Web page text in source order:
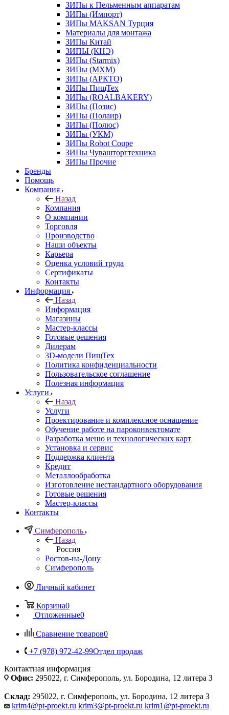
ЗИПы к Пельменным аппаратам
ЗИПы (Импорт)
ЗИПы MAKSAN Турция
Материалы для монтажа
ЗИПы Китай
ЗИПЫ (КНЭ)
ЗИПы (Starmix)
ЗИПы (МХМ)
ЗИПы (АРКТО)
ЗИПы ПищТех
ЗИПы (ROALBAKERY)
ЗИПы (Позис)
ЗИПы (Полаир)
ЗИПы (Полюс)
ЗИПы (УКМ)
ЗИПы Robot Coupe
ЗИПы Чувашторгтехника
ЗИПы Прочие
Бренды
Помощь
Компания
Назад
Компания
О компании
Торговля
Производство
Наши объекты
Карьера
Оценка условий труда
Сертификаты
Контакты
Информация
Назад
Информация
Магазины
Мастер-классы
Готовые решения
Дилерам
3D-модели ПищТех
Политика конфиденциальности
Пользовательское соглашение
Полезная информация
Услуги
Назад
Услуги
Проектирование и комплексное оснащение
Обучение работе на пароконвектомате
Разработка меню и технологических карт
Установка и сервис
Поддержка клиента
Кредит
Металлообработка
Изготовление нестандартного оборудования
Готовые решения
Мастер-классы
Контакты
Симферополь
Назад
Россия
Ростов-на-Дону
Симферополь
Личный кабинет
Корзина0
Отложенные0
Сравнение товаров0
+7 (978) 972-42-99Отдел продаж
Контактная информация
Офис: 295022, г. Симферополь, ул. Бородина, 12 литера З
Склад: 295022, г. Симферополь, ул. Бородина, 12 литера З
krim4@pt-proekt.ru krim3@pt-proekt.ru krim1@pt-proekt.ru